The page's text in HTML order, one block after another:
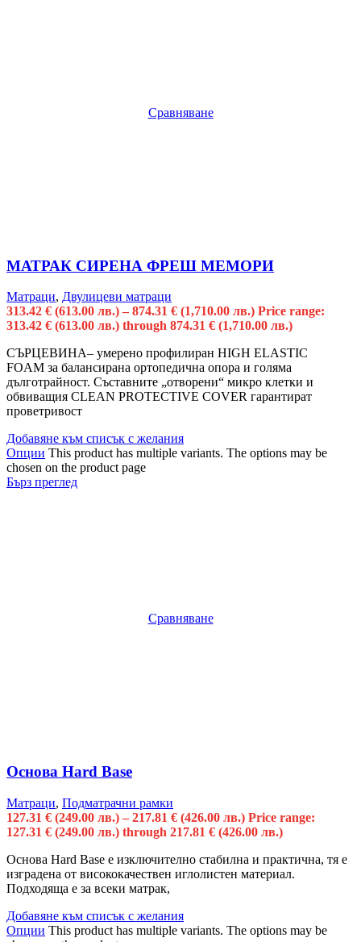
Сравняване
МАТРАК СИРЕНА ФРЕШ МЕМОРИ
Матраци, Двулицеви матраци
313.42 € (613.00 лв.) – 874.31 € (1,710.00 лв.) Price range:
313.42 € (613.00 лв.) through 874.31 € (1,710.00 лв.)
СЪРЦЕВИНА– умерено профилиран HIGH ELASTIC
FOAM за балансирана ортопедична опора и голяма
дълготрайност. Съставните „отворени“ микро клетки и
обвиващия CLEAN PROTECTIVE COVER гарантират
проветривост
Добавяне към списък с желания
Опции This product has multiple variants. The options may be
chosen on the product page
Бърз преглед
Сравняване
Основа Hard Base
Матраци, Подматрачни рамки
127.31 € (249.00 лв.) – 217.81 € (426.00 лв.) Price range:
127.31 € (249.00 лв.) through 217.81 € (426.00 лв.)
Основа Hard Base е изключително стабилна и практична, тя е
изградена от висококачествен иглолистен материал.
Подходяща е за всеки матрак,
Добавяне към списък с желания
Опции This product has multiple variants. The options may be